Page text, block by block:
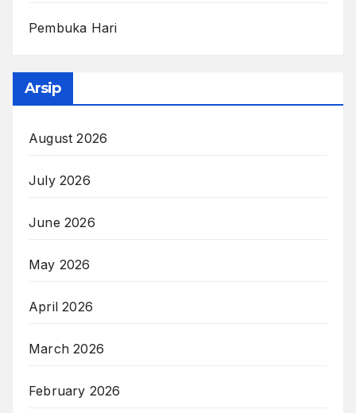
Pembuka Hari
Arsip
August 2026
July 2026
June 2026
May 2026
April 2026
March 2026
February 2026